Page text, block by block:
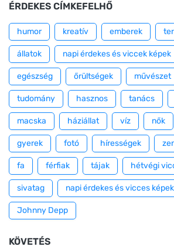
ÉRDEKES CÍMKEFELHŐ
humor kreatív emberek
állatok napi érdekes és viccek képek
egészség őrültségek művészet
tudomány hasznos tanács
macska háziállat víz nők
gyerek fotó hírességek
fa férfiak tájak hétvégi
sivatag napi érdekes és vicces képek
Johnny Depp
KÖVETÉS